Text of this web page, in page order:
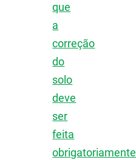
que
a
correção
do
solo
deve
ser
feita
obrigatoriamente